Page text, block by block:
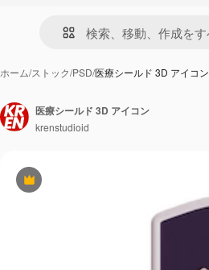
ホーム/ストック/PSD/医療シールド 3D アイコン
Premium
医療シールド 3D アイコン
krenstudioid